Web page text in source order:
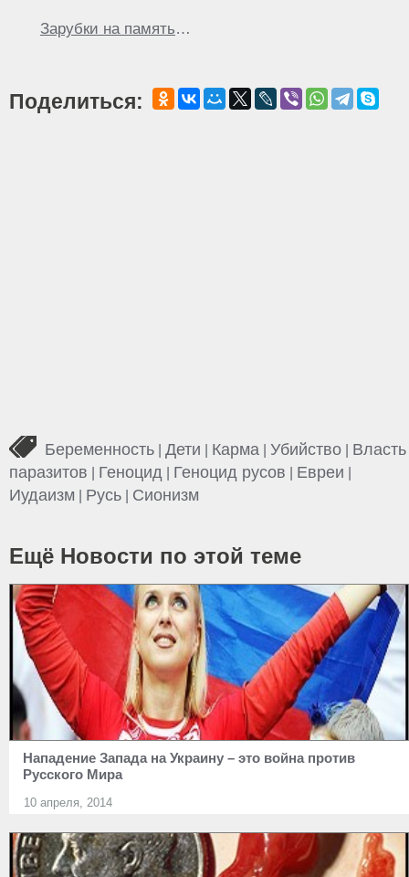
Зарубки на память…
Поделиться:
Беременность Дети Карма Убийство
Власть
паразитов
Геноцид Геноцид русов Евреи
Иудаизм Русь Сионизм
Ещё Новости по этой теме
Нападение Запада на Украину – это война против
Русского Мира
10 апреля, 2014